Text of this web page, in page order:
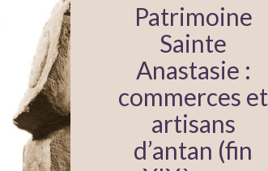
Patrimoine
Sainte
Anastasie :
commerces et
artisans
d’antan (fin